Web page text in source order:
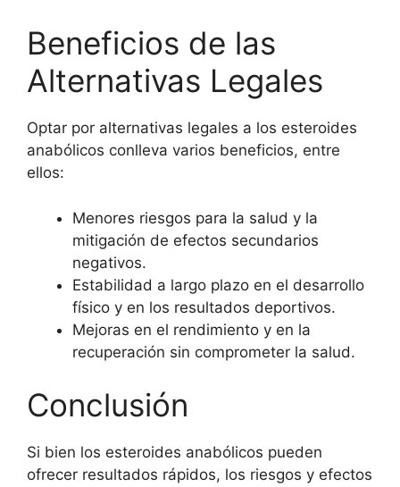
Beneficios de las
Alternativas Legales
Optar por alternativas legales a los esteroides
anabólicos conlleva varios beneficios, entre
ellos:
Menores riesgos para la salud y la
mitigación de efectos secundarios
negativos.
Estabilidad a largo plazo en el desarrollo
físico y en los resultados deportivos.
Mejoras en el rendimiento y en la
recuperación sin comprometer la salud.
Conclusión
Si bien los esteroides anabólicos pueden
ofrecer resultados rápidos, los riesgos y efectos